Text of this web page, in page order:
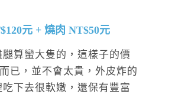
元 + 燒肉 NT$50元
算蠻大隻的，這樣子的價
已，並不會太貴，外皮炸的
下去很軟嫩，還保有豐富